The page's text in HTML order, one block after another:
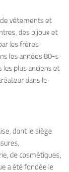
vêtements et
des bijoux et
les frères
les années 80-s
les plus anciens et
dans le
dont le siège
de cosmétiques,
a été fondée le